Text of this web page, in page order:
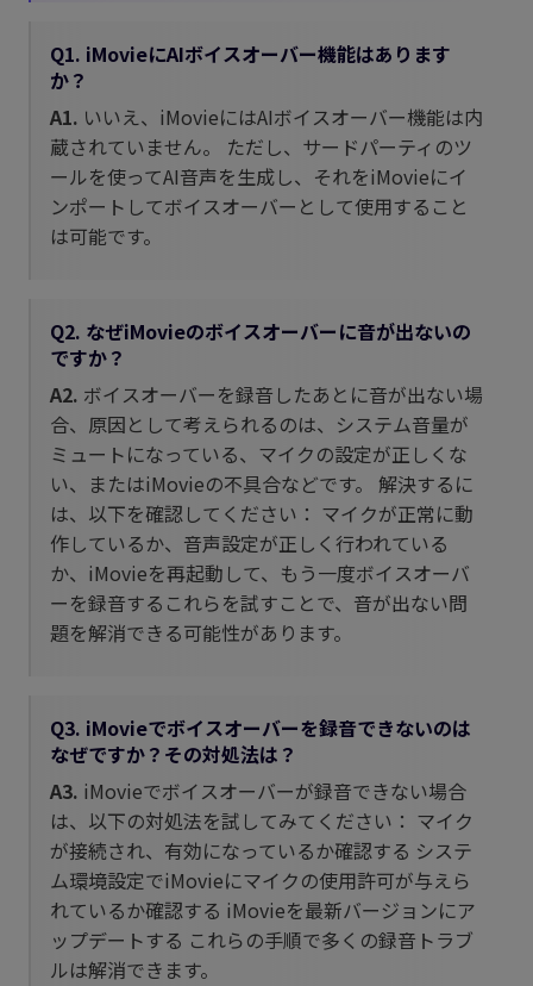
Q1. iMovieにAIボイスオーバー機能はあります
か？
A1. いいえ、iMovieにはAIボイスオーバー機能は内
蔵されていません。 ただし、サードパーティのツ
ールを使ってAI音声を生成し、それをiMovieにイ
ンポートしてボイスオーバーとして使用すること
は可能です。
Q2. なぜiMovieのボイスオーバーに音が出ないの
ですか？
A2. ボイスオーバーを録音したあとに音が出ない場
合、原因として考えられるのは、システム音量が
ミュートになっている、マイクの設定が正しくな
い、またはiMovieの不具合などです。 解決するに
は、以下を確認してください： マイクが正常に動
作しているか、音声設定が正しく行われている
か、iMovieを再起動して、もう一度ボイスオーバ
ーを録音するこれらを試すことで、音が出ない問
題を解消できる可能性があります。
Q3. iMovieでボイスオーバーを録音できないのは
なぜですか？その対処法は？
A3. iMovieでボイスオーバーが録音できない場合
は、以下の対処法を試してみてください： マイク
が接続され、有効になっているか確認する システ
ム環境設定でiMovieにマイクの使用許可が与えら
れているか確認する iMovieを最新バージョンにア
ップデートする これらの手順で多くの録音トラブ
ルは解消できます。